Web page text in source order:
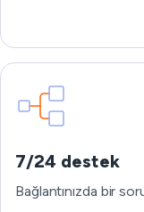
7/24 destek
Bağlantınızda bir